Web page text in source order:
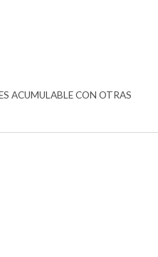
ACUMULABLE CON OTRAS